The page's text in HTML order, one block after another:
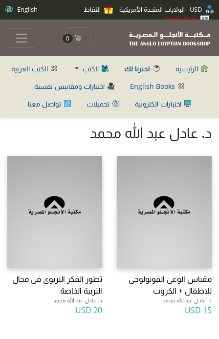
النقاط
Anglo Club
English
0
الرئيسية اخترنا لك الكتب
الكتب العربية
اختبارات ومقاييس نفسية
اختبارات الكترونية
تحميلات تواصل معنا
د. عادل عبد الله محمد
مقياس الوعى الفونولوجى
للاطفال + الكروت
د. عادل عبد الله محمد
15 USD
تطور الفكر التربوى فى مجال
التربية الخاصة
د. عادل عبد الله محمد
20 USD